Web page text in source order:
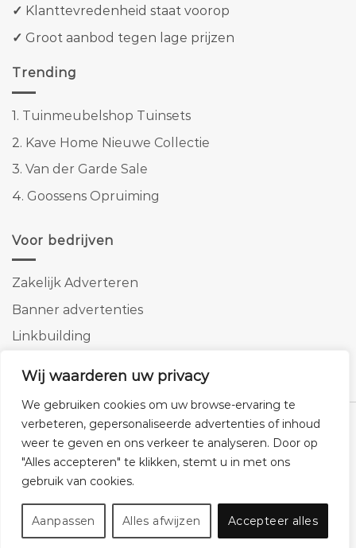
Wij waarderen uw privacy
We gebruiken cookies om uw browse-ervaring te
verbeteren, gepersonaliseerde advertenties of inhoud
weer te geven en ons verkeer te analyseren. Door op
"Alles accepteren" te klikken, stemt u in met ons
gebruik van cookies.
Aanpassen Alles afwijzen Accepteer alles
✓ Klanttevredenheid staat voorop
✓ Groot aanbod tegen lage prijzen
Trending
1. Tuinmeubelshop Tuinsets
2. Kave Home Nieuwe Collectie
3. Van der Garde Sale
4. Goossens Opruiming
Voor bedrijven
Zakelijk Adverteren
Banner advertenties
Linkbuilding
Klantenservice Cookies Privacybeleid Disclaimer
© 2026 -